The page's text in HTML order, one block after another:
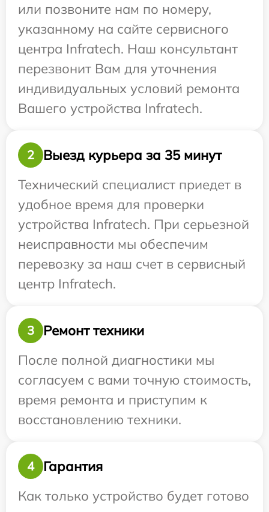
или позвоните нам по номеру,
указанному на сайте сервисного
центра Infratech. Наш консультант
перезвонит Вам для уточнения
индивидуальных условий ремонта
Вашего устройства Infratech.
2
Выезд курьера за 35 минут
Технический специалист приедет в
удобное время для проверки
устройства Infratech. При серьезной
неисправности мы обеспечим
перевозку за наш счет в сервисный
центр Infratech.
3
Ремонт техники
После полной диагностики мы
согласуем с вами точную стоимость,
время ремонта и приступим к
восстановлению техники.
4
Гарантия
Как только устройство будет готово